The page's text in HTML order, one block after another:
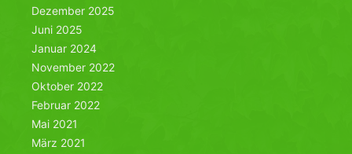
Dezember 2025
Juni 2025
Januar 2024
November 2022
Oktober 2022
Februar 2022
Mai 2021
März 2021